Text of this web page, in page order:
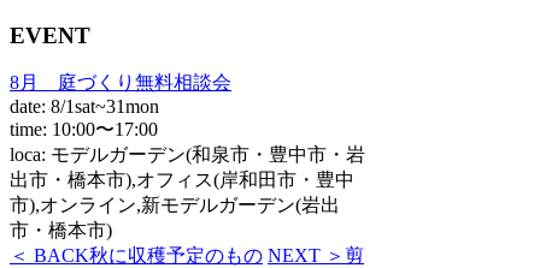
EVENT
8月 庭づくり無料相談会
date: 8/1sat~31mon
time: 10:00〜17:00
loca: モデルガーデン(和泉市・豊中市・岩
出市・橋本市),オフィス(岸和田市・豊中
市),オンライン,新モデルガーデン(岩出
市・橋本市)
＜ BACK秋に収穫予定のもの NEXT ＞ 剪